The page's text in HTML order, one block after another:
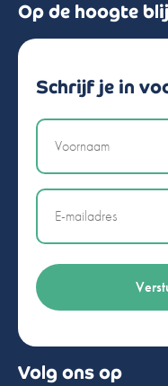
Op de hoogte
Schrijf je in
Naam
Email
Volg ons op